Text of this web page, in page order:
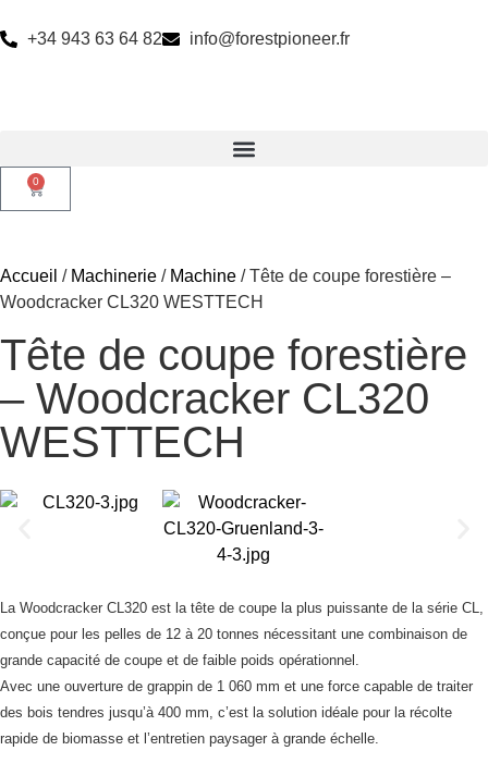
+34 943 63 64 82 info@forestpioneer.fr
0
Accueil / Machinerie / Machine / Tête de coupe forestière –
Woodcracker CL320 WESTTECH
Tête de coupe forestière
– Woodcracker CL320
WESTTECH
La Woodcracker CL320 est la tête de coupe la plus puissante de la série CL,
conçue pour les pelles de 12 à 20 tonnes nécessitant une combinaison de
grande capacité de coupe et de faible poids opérationnel.
Avec une ouverture de grappin de 1 060 mm et une force capable de traiter
des bois tendres jusqu’à 400 mm, c’est la solution idéale pour la récolte
rapide de biomasse et l’entretien paysager à grande échelle.